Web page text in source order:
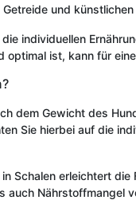
und
individuellen
ist, kann für
dem Gewicht des
Sie hierbei auf die
Schalen erleichtert
auch Nährstoffmangel